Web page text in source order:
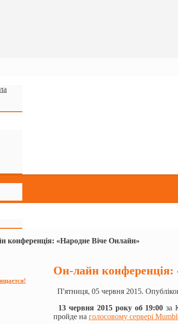
конференцiя: «Народне Віче Онлайн»
Он-лайн конференцiя:
П'ятниця, 05 червня 2015.
13 червня 2015 року об 19:00 за
пройде на голосовому сервері